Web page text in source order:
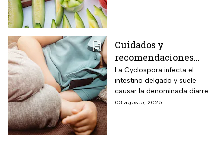
Cuidados y
recomendaciones
para niños ante los
riesgos por cyclospora
La Cyclospora infecta el
intestino delgado y suele
causar la denominada diarrea
explosiva, de acuerdo con
03 agosto, 2026